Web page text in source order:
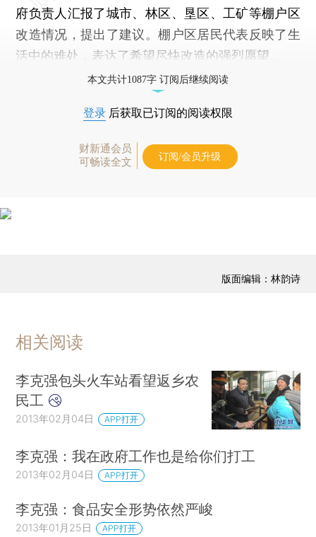
府负责人汇报了城市、林区、垦区、工矿等棚户区
改造情况，提出了建议。棚户区居民代表反映了生
活中的难处，表达了希望尽快改造的强烈愿望。
本文共计1087字 订阅后继续阅读
登录 后获取已订阅的阅读权限
财新通会员
可畅读全文
订阅/会员升级
版面编辑：林韵诗
相关阅读
李克强包头火车站看望返乡农
民工
2013年02月04日 APP打开
李克强：我在政府工作也是给你们打工
2013年02月04日 APP打开
李克强：食品安全形势依然严峻
2013年01月25日 APP打开